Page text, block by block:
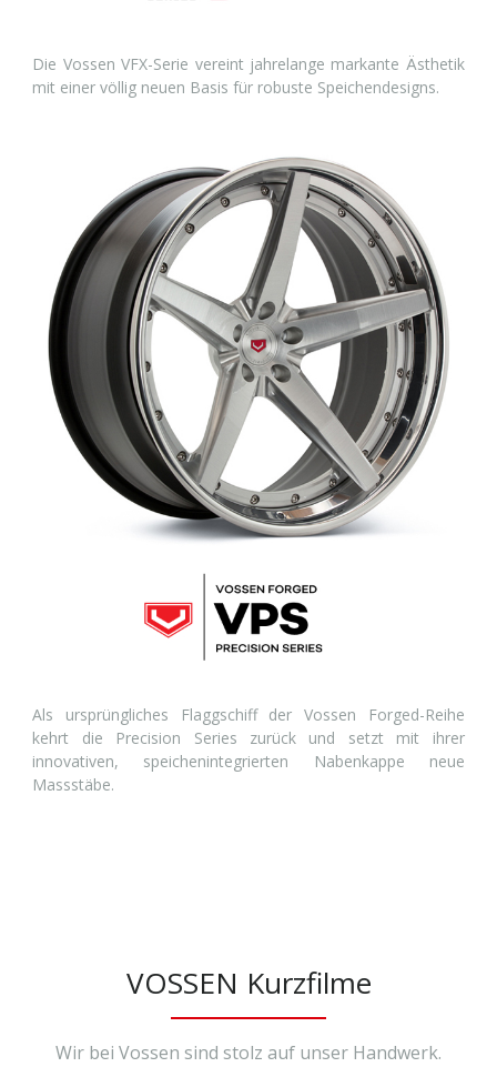
Die Vossen VFX-Serie vereint jahrelange markante Ästhetik
mit einer völlig neuen Basis für robuste Speichendesigns.
Als ursprüngliches Flaggschiff der Vossen Forged-Reihe
kehrt die Precision Series zurück und setzt mit ihrer
innovativen, speichenintegrierten Nabenkappe neue
Massstäbe.
VOSSEN Kurzfilme
Wir bei Vossen sind stolz auf unser Handwerk.